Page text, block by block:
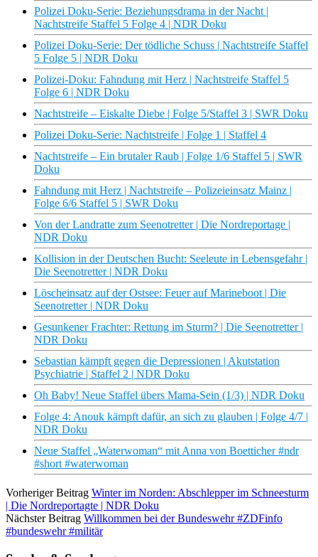
Polizei Doku-Serie: Beziehungsdrama in der Nacht |
Nachtstreife Staffel 5 Folge 4 | NDR Doku
Polizei Doku-Serie: Der tödliche Schuss | Nachtstreife Staffel
5 Folge 5 | NDR Doku
Polizei-Doku: Fahndung mit Herz | Nachtstreife Staffel 5
Folge 6 | NDR Doku
Nachtstreife – Eiskalte Diebe | Folge 5/Staffel 3 | SWR Doku
Polizei Doku-Serie: Nachtstreife | Folge 1 | Staffel 4
Nachtstreife – Ein brutaler Raub | Folge 1/6 Staffel 5 | SWR
Doku
Fahndung mit Herz | Nachtstreife – Polizeieinsatz Mainz |
Folge 6/6 Staffel 5 | SWR Doku
Von der Landratte zum Seenotretter | Die Nordreportage |
NDR Doku
Kollision in der Deutschen Bucht: Seeleute in Lebensgefahr |
Die Seenotretter | NDR Doku
Löscheinsatz auf der Ostsee: Feuer auf Marineboot | Die
Seenotretter | NDR Doku
Gesunkener Frachter: Rettung im Sturm? | Die Seenotretter |
NDR Doku
Sebastian kämpft gegen die Depressionen | Akutstation
Psychiatrie | Staffel 2 | NDR Doku
Oh Baby! Neue Staffel übers Mama-Sein (1/3) | NDR Doku
Folge 4: Anouk kämpft dafür, an sich zu glauben | Folge 4/7 |
NDR Doku
Neue Staffel „Waterwoman“ mit Anna von Boetticher #ndr
#short #waterwoman
Vorheriger Beitrag Winter im Norden: Abschlepper im Schneesturm
| Die Nordreportagte | NDR Doku
Nächster Beitrag Willkommen bei der Bundeswehr #ZDFinfo
#bundeswehr #militär